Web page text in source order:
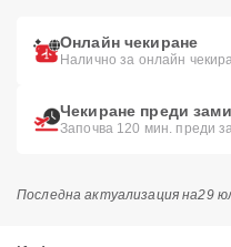
Онлайн чекиране
Налично за онлайн
Чекиране преди
Започва 120 мин. преди
Последна актуализация на29